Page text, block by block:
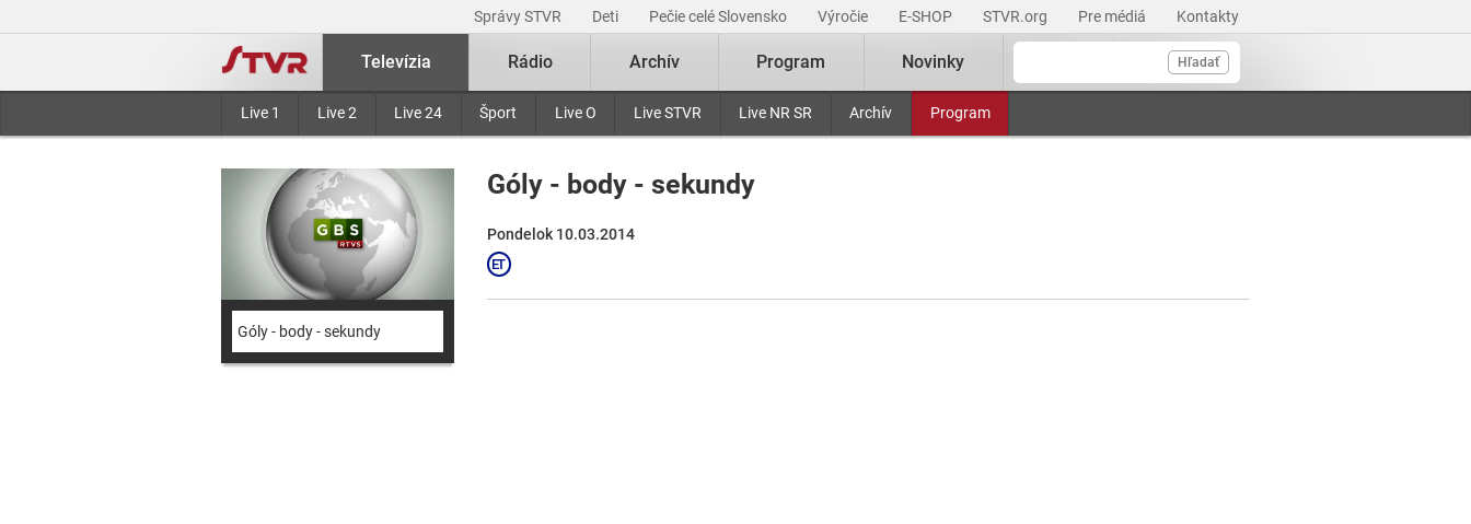
Správy STVR Deti Pečie celé Slovensko Výročie E-SHOP STVR.org Pre médiá Kontakty
Hľadať
Televízia
Live 1 Live 2 Live 24 Šport Live O Live STVR Live NR SR Archív Program
Rádio Archív Program Novinky
Góly - body - sekundy
Góly - body - sekundy
Pondelok 10.03.2014